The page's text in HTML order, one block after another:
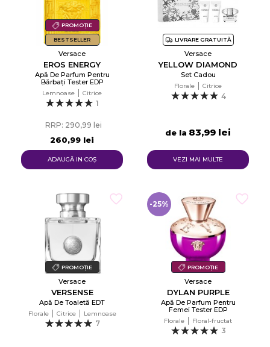
PROMOȚIE
BESTSELLER
Versace
EROS ENERGY
Apă De Parfum Pentru
Bărbați Tester EDP
Lemnoase Citrice
1
RRP: 290,99 lei
260,99 lei
ADAUGĂ IN COŞ
LIVRARE GRATUITĂ
Versace
YELLOW DIAMOND
Set Cadou
Florale Citrice
4
de la 83,99 lei
VEZI MAI MULTE
PROMOȚIE
Versace
VERSENSE
Apă De Toaletă EDT
Florale Citrice Lemnoase
7
PROMOȚIE
-25%
Versace
DYLAN PURPLE
Apă De Parfum Pentru
Femei Tester EDP
Florale Floral-fructat
3